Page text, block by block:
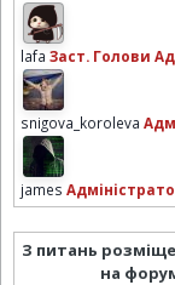
lafa Заст. Голови
snigova_koroleva
james
З питань
на